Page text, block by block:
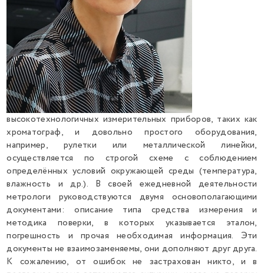
высокотехнологичных измерительных приборов, таких как
хроматограф, и довольно простого оборудования,
например, рулетки или металлической линейки,
осуществляется по строгой схеме с соблюдением
определённых условий окружающей среды (температура,
влажность и др.). В своей ежедневной деятельности
метрологи руководствуются двумя основополагающими
документами: описание типа средства измерения и
методика поверки, в которых указывается эталон,
погрешность и прочая необходимая информация. Эти
документы не взаимозаменяемы, они дополняют друг друга.
К сожалению, от ошибок не застрахован никто, и в